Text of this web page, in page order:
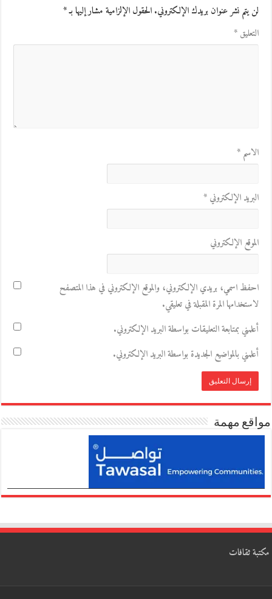
لن يتم نشر عنوان بريدك الإلكتروني.الحقول الإلزامية مشار إليها بـ*
التعليق*
الاسم*
البريد الإلكتروني*
الموقع الإلكتروني
احفظ اسمي، بريدي الإلكتروني، والموقع الإلكتروني في هذا المتصفح
لاستخدامها المرة المقبلة في تعليقي.
أعلمني بمتابعة التعليقات بواسطة البريد الإلكتروني.
أعلمني بالمواضيع الجديدة بواسطة البريد الإلكتروني.
مواقع مهمة
مكتبة ثقافات